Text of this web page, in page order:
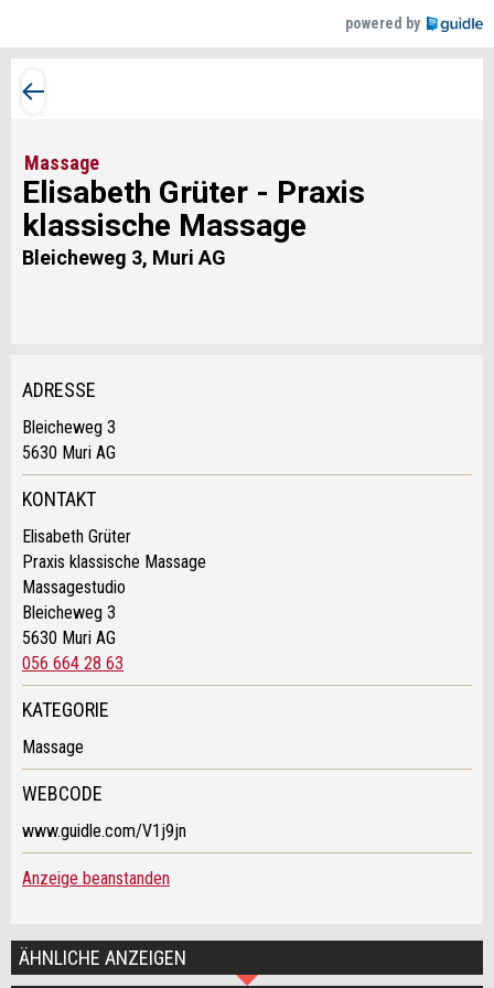
powered by
Massage
Elisabeth Grüter - Praxis
klassische Massage
Bleicheweg 3, Muri AG
Anzeige beanstanden
Ihr Feedback wird sehr geschätzt!
Anzeige nicht mehr gültig
Anzeige unvollständig
Nachricht
Anzeige weiterempfehlen
Empfehlen Sie diese Anzeige an Freunde weiter.
* Eingabe erforderlich
ANZEIGE WEITEREMPFEHLEN
Schliessen
ADRESSE
Bleicheweg 3
5630 Muri AG
KONTAKT
Elisabeth Grüter
Praxis klassische Massage
Massagestudio
Bleicheweg 3
5630 Muri AG
056 664 28 63
Kontakt
Verfassen Sie eine Nachricht für die
Kontaktpersonen dieser Anzeige.
KATEGORIE
Massage
WEBCODE
www.guidle.com/V1j9jn
Anzeige beanstanden
ÄHNLICHE ANZEIGEN